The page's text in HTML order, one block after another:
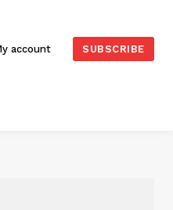
account SUBSCRIBE